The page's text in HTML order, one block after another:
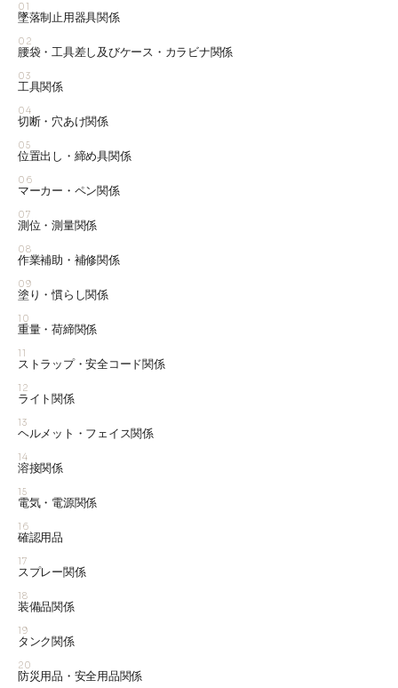
01
墜落制止用器具関係
02
腰袋・工具差し及びケース・カラビナ関係
03
工具関係
04
切断・穴あけ関係
05
位置出し・締め具関係
06
マーカー・ペン関係
07
測位・測量関係
08
作業補助・補修関係
09
塗り・慣らし関係
10
重量・荷締関係
11
ストラップ・安全コード関係
12
ライト関係
13
ヘルメット・フェイス関係
14
溶接関係
15
電気・電源関係
16
確認用品
17
スプレー関係
18
装備品関係
19
タンク関係
20
防災用品・安全用品関係